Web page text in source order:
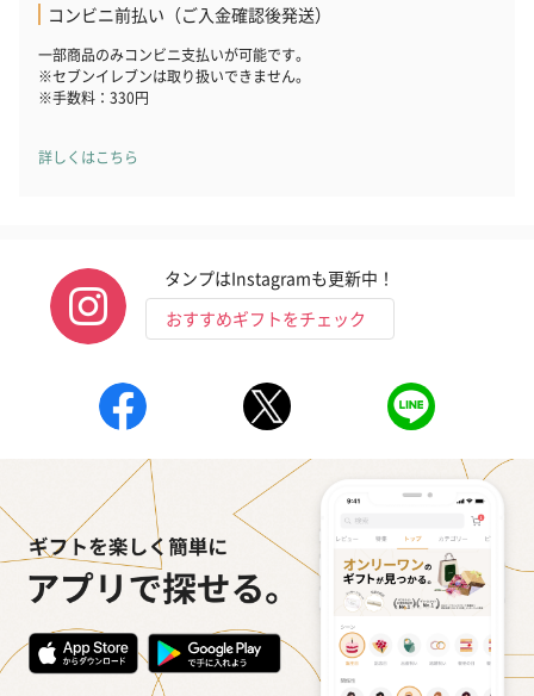
コンビニ前払い（ご入金確認後発送）
一部商品のみコンビニ支払いが可能です。
※セブンイレブンは取り扱いできません。
※手数料：330円
詳しくはこちら
タンプはInstagramも更新中！
おすすめギフトをチェック